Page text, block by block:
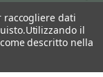
raccogliere dati
Utilizzando il
descritto nella